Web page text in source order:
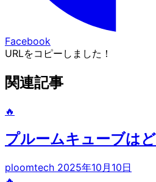
Facebook
URLをコピーしました！
関連記事
🔥
プルームキューブは
ploomtech 2025年10月10日